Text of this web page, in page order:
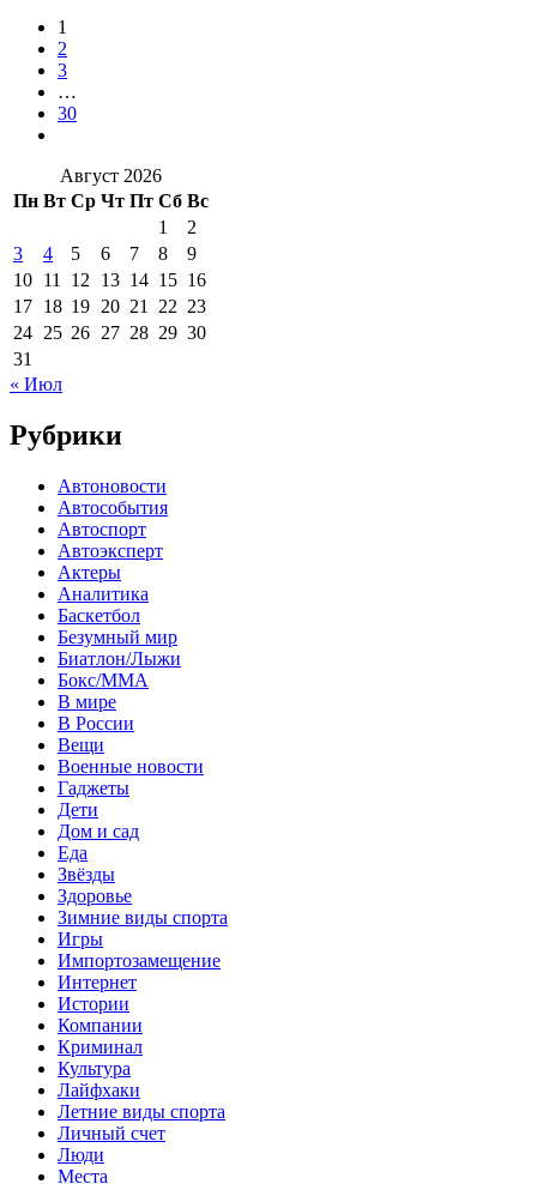
1
2
3
…
30
Август 2026
Пн Вт Ср Чт Пт Сб Вс
1
2
3
4 5 6 7 8
9
10 11 12 13 14 15 16
17 18 19 20 21 22 23
24 25 26 27 28 29 30
31
« Июл
Рубрики
Автоновости
Автособытия
Автоспорт
Автоэксперт
Актеры
Аналитика
Баскетбол
Безумный мир
Биатлон/Лыжи
Бокс/MMA
В мире
В России
Вещи
Военные новости
Гаджеты
Дети
Дом и сад
Еда
Звёзды
Здоровье
Зимние виды спорта
Игры
Импортозамещение
Интернет
Истории
Компании
Криминал
Культура
Лайфхаки
Летние виды спорта
Личный счет
Люди
Места